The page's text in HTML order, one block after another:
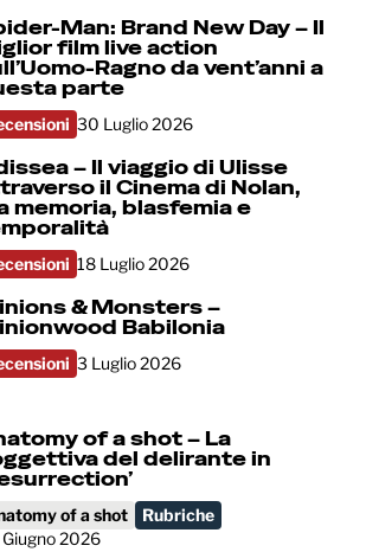
Man: Brand New Day – Il
film live action
Ragno da vent’anni a
parte
30 Luglio 2026
– Il viaggio di Ulisse
il Cinema di Nolan,
memoria, blasfemia e
18 Luglio 2026
& Monsters –
Babilonia
3 Luglio 2026
of a shot – La
del delirante in
of a shot
Rubriche
2026